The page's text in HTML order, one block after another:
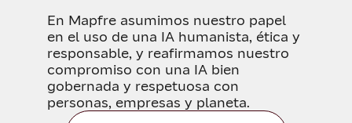
En Mapfre asumimos nuestro papel
en el uso de una IA humanista, ética y
responsable, y reafirmamos nuestro
compromiso con una IA bien
gobernada y respetuosa con
personas, empresas y planeta.